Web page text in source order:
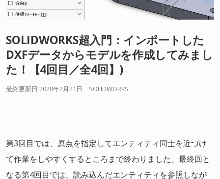
SOLIDWORKS超入門：インポートした
DXFデータからモデルを作成してみまし
た！【4回目／全4回】)
最終更新日 2020年2月21日 SOLIDWORKS
第3回目では、原点を指定してエンティティ同士を近づけ
て作業をしやすくするところまで終わりました。最終回と
なる第4回目では、読み込んだエンティティを参照しなが